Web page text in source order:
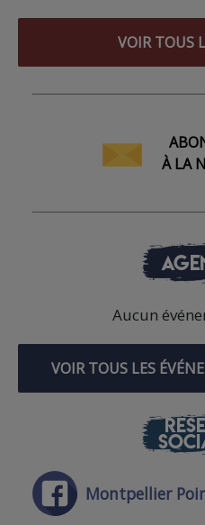
VOIR TOUS
À LA
Aucun
VOIR TOUS LES
Montpellier